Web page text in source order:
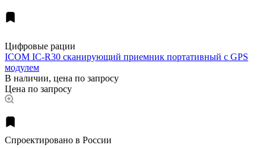
Цифровые рации
ICOM IC-R30 сканирующий приемник портативный c GPS
модулем
В наличии, цена по запросу
Цена по запросу
Спроектировано в России